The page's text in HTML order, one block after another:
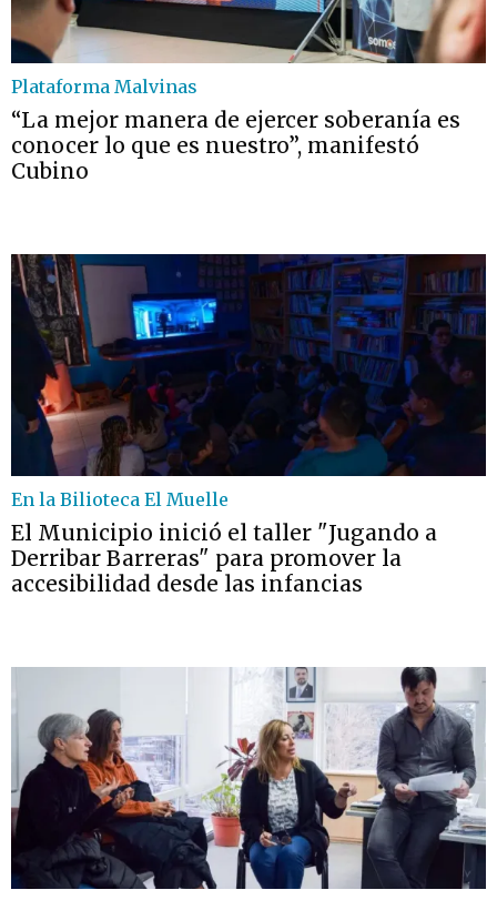
Plataforma Malvinas
“La mejor manera de ejercer soberanía es
conocer lo que es nuestro”, manifestó
Cubino
En la Bilioteca El Muelle
El Municipio inició el taller "Jugando a
Derribar Barreras" para promover la
accesibilidad desde las infancias